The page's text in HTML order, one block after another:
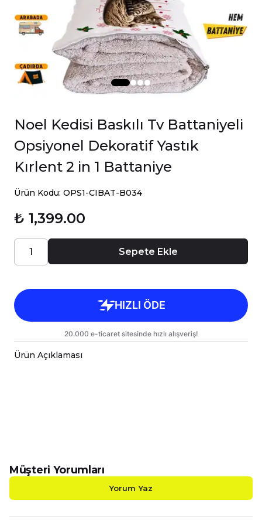
Noel Kedisi Baskılı Tv Battaniyeli
Opsiyonel Dekoratif Yastık
Kırlent 2 in 1 Battaniye
Ürün Kodu: OPS1-CIBAT-B034
₺ 1,399.00
Sepete Ekle
Ürün Açıklaması
yaşam alanınıza estetik katan bu inovatif ürün,
üç kenarındaki fermuarlarıaçıldığında anında
110x170cm tek kişilik Wellsoft battaniye ve TV
battaniyesine dönüşür. Bu sayede, tek bir
Müşteri Yorumları
Yorum Yaz